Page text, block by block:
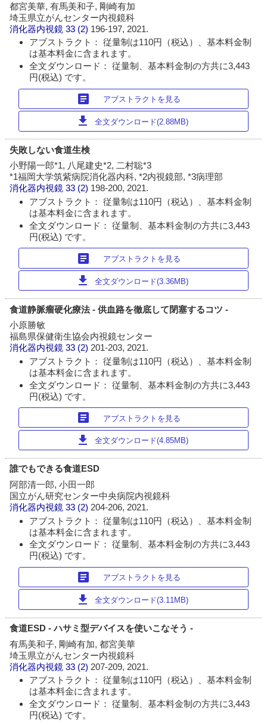
都宮美華, 有馬美和子, 剛崎有加
埼玉県立がんセンター内視鏡科
消化器内視鏡 33 (2) 196-197, 2021.
アブストラクト： 従量制は110円（税込）、基本料金制
は基本料金に含まれます。
全文ダウンロード： 従量制、基本料金制の方共に3,443
円(税込) です。
article アブストラクトを見る
download 全文ダウンロード(2.88MB)
失敗しない食道生検
小野陽一郎*1, 八尾建史*2, 二村聡*3
*1福岡大学筑紫病院消化器内科, *2内視鏡部, *3病理部
消化器内視鏡 33 (2) 198-200, 2021.
アブストラクト： 従量制は110円（税込）、基本料金制
は基本料金に含まれます。
全文ダウンロード： 従量制、基本料金制の方共に3,443
円(税込) です。
article アブストラクトを見る
download 全文ダウンロード(3.36MB)
食道静脈瘤硬化療法 - 供血路を徹底して閉塞するコツ -
小原勝敏
福島県保健衛生協会内視鏡センター
消化器内視鏡 33 (2) 201-203, 2021.
アブストラクト： 従量制は110円（税込）、基本料金制
は基本料金に含まれます。
全文ダウンロード： 従量制、基本料金制の方共に3,443
円(税込) です。
article アブストラクトを見る
download 全文ダウンロード(4.85MB)
誰でもできる食道ESD
阿部清一郎, 小田一郎
国立がん研究センター中央病院内視鏡科
消化器内視鏡 33 (2) 204-206, 2021.
アブストラクト： 従量制は110円（税込）、基本料金制
は基本料金に含まれます。
全文ダウンロード： 従量制、基本料金制の方共に3,443
円(税込) です。
article アブストラクトを見る
download 全文ダウンロード(3.11MB)
食道ESD - ハサミ型デバイスを使いこなそう -
有馬美和子, 剛崎有加, 都宮美華
埼玉県立がんセンター内視鏡科
消化器内視鏡 33 (2) 207-209, 2021.
アブストラクト： 従量制は110円（税込）、基本料金制
は基本料金に含まれます。
全文ダウンロード： 従量制、基本料金制の方共に3,443
円(税込) です。